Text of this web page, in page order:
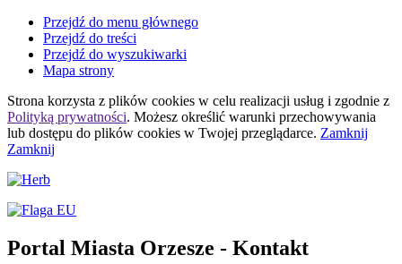
Przejdź do menu głównego
Przejdź do treści
Przejdź do wyszukiwarki
Mapa strony
Strona korzysta z plików cookies w celu realizacji usług i zgodnie z
Polityką prywatności. Możesz określić warunki przechowywania
lub dostępu do plików cookies w Twojej przeglądarce. Zamknij
Zamknij
Portal Miasta Orzesze - Kontakt